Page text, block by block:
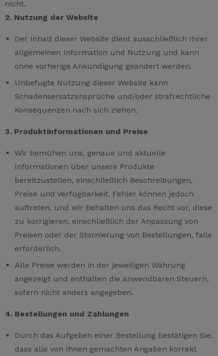
nicht.
2. Nutzung der Website
Der Inhalt dieser Website dient ausschließlich Ihrer
allgemeinen Information und Nutzung und kann
ohne vorherige Ankündigung geändert werden.
Unbefugte Nutzung dieser Website kann
Schadensersatzansprüche und/oder strafrechtliche
Konsequenzen nach sich ziehen.
3. Produktinformationen und Preise
Wir bemühen uns, genaue und aktuelle
Informationen über unsere Produkte
bereitzustellen, einschließlich Beschreibungen,
Preise und Verfügbarkeit. Fehler können jedoch
auftreten, und wir behalten uns das Recht vor, diese
zu korrigieren, einschließlich der Anpassung von
Preisen oder der Stornierung von Bestellungen, falls
erforderlich.
Alle Preise werden in der jeweiligen Währung
angezeigt und enthalten die anwendbaren Steuern,
sofern nicht anders angegeben.
4. Bestellungen und Zahlungen
Durch das Aufgeben einer Bestellung bestätigen Sie,
dass alle von Ihnen gemachten Angaben korrekt